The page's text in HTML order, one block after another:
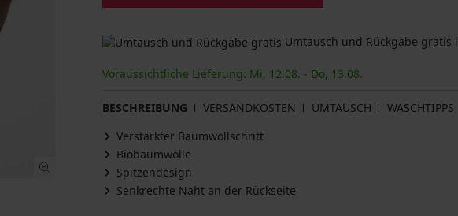
Umtausch und Rückgabe gratis
Voraussichtliche Lieferung: Mi, 12.08. - Do, 13.08.
BESCHREIBUNG VERSANDKOSTEN UMTAUSCH
WASCHTIPPS
Verstärkter Baumwollschritt
Biobaumwolle
Spitzendesign
Senkrechte Naht an der Rückseite